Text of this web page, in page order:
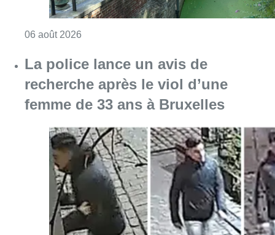
06 août 2026
La police lance un avis de
recherche après le viol d’une
femme de 33 ans à Bruxelles